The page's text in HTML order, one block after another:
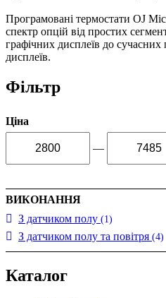
Програмовані термостати OJ
спектр опцій від простих
графічних дисплеїв до
дисплеїв.
Фільтр
Ціна
—
ВИКОНАННЯ
З датчиком полу (1)
З датчиком полу та повітря (4)
Каталог